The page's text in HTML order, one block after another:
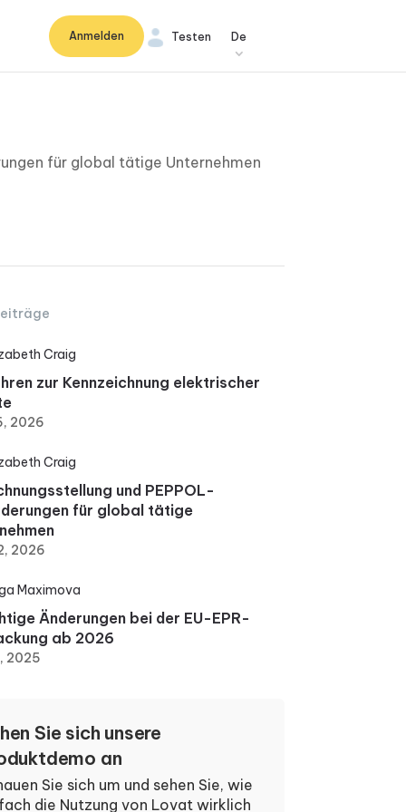
De
Testen
Anmelden
für global tätige Unternehmen
Craig
zur Kennzeichnung elektrischer
2026
Craig
und PEPPOL-
für global tätige
2026
Maximova
Änderungen bei der EU-EPR-
ab 2026
2025
Sie sich unsere
an
Sie sich um und sehen Sie, wie
die Nutzung von Lovat wirklich